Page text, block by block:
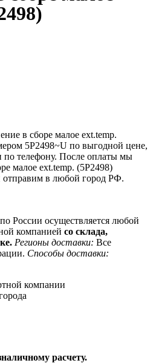
в сборе малое ext.temp.
5P2498~U по выгодной цене,
по телефону. После оплаты мы
малое ext.temp. (5P2498)
отправим в любой город РФ.
России осуществляется любой
компанией со склада,
Регионы доставки: Все
Способы доставки:
компании
расчету.